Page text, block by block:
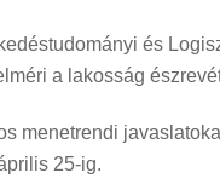
és
a lakosság
menetrendi
25-ig.